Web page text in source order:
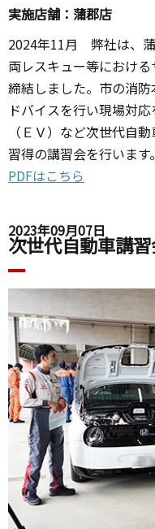
実施店舗：蒲郡店
2024年11月 弊社は、
両レスキュー等におけ
締結しました。市の消
ドバイスを行い現場対
（ＥＶ）など次世代自
習得の講習会を行います。
PDFはこちら
2023年09月07日
次世代自動車講